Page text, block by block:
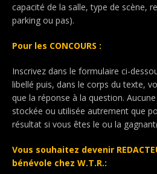
capacité de la salle, type de scène,
parking ou pas).
Pour les CONCOURS :
Inscrivez dans le formulaire ci-
libellé puis, dans le corps du texte,
que la réponse à la question.
stockée ou utilisée autrement que
résultat si vous êtes le ou la
Vous souhaitez devenir
bénévole chez W.T.R.: